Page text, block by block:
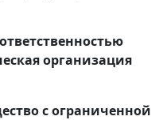
организация
с ограниченной